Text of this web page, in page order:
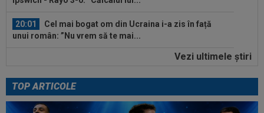
20:00
Dinamo - FC Voluntari LIVE VIDEO, 21:30, la
DGS 1. ECHIPELE. Egalitate de...
Ce se întâmplă cu ultimul jucător transferat de
20:37 VIDEO
Farul - Csikszereda 3-2. ”Marinarii”
au câștigat la Ovidiu, în urma unui meci...
Vezi ultimele ştiri
TOP ARTICOLE